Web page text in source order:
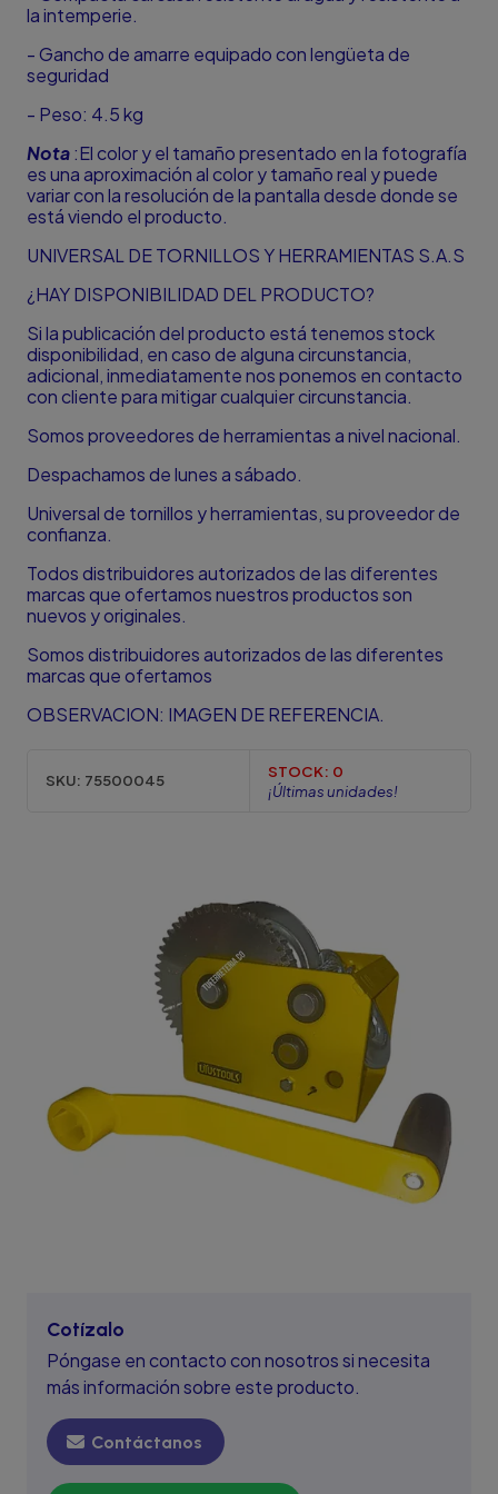
la intemperie.
- Gancho de amarre equipado con lengüeta de
seguridad
- Peso: 4.5 kg
Nota:El color y el tamaño presentado en la fotografía
es una aproximación al color y tamaño real y puede
variar con la resolución de la pantalla desde donde se
está viendo el producto.
UNIVERSAL DE TORNILLOS Y HERRAMIENTAS S.A.S
¿HAY DISPONIBILIDAD DEL PRODUCTO?
Si la publicación del producto está tenemos stock
disponibilidad, en caso de alguna circunstancia,
adicional, inmediatamente nos ponemos en contacto
con cliente para mitigar cualquier circunstancia.
Somos proveedores de herramientas a nivel nacional.
Despachamos de lunes a sábado.
Universal de tornillos y herramientas, su proveedor de
confianza.
Todos distribuidores autorizados de las diferentes
marcas que ofertamos nuestros productos son
nuevos y originales.
Somos distribuidores autorizados de las diferentes
marcas que ofertamos
OBSERVACION: IMAGEN DE REFERENCIA.
SKU: 75500045 STOCK: 0
¡Últimas unidades!
Cotízalo
Póngase en contacto con nosotros si necesita
más información sobre este producto.
Contáctanos